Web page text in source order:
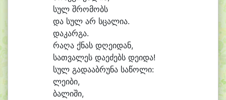
სულ შრომობს
და სულ არ სცალია.
დაკარგა.
რაღა ქნას დღეიდან,
სათვალეს დაეძებს დეიდა!
სულ გადააბრუნა საწოლი:
ლეიბი,
ბალიში,